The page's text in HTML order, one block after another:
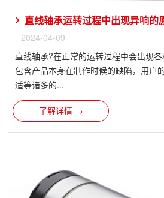
直线轴承运转过程中出现异响的
2024-04-09
直线轴承?在正常的运转过程中会出现
包含产品本身在制作时候的缺陷，用户
适等诸多的...
了解详情 →